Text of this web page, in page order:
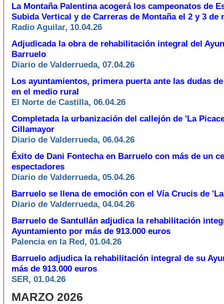
La Montaña Palentina acogerá los campeonatos de
Subida Vertical y de Carreras de Montaña el 2 y 3 de
Radio Aguilar, 10.04.26
Adjudicada la obra de rehabilitación integral del
Barruelo
Diario de Valderrueda, 07.04.26
Los ayuntamientos, primera puerta ante las dudas
en el medio rural
El Norte de Castilla, 06.04.26
Completada la urbanización del callejón de 'La
Cillamayor
Diario de Valderrueda, 06.04.26
Éxito de Dani Fontecha en Barruelo con más de un
espectadores
Diario de Valderrueda, 05.04.26
Barruelo se llena de emoción con el Vía Crucis de
Diario de Valderrueda, 04.04.26
Barruelo de Santullán adjudica la rehabilitación
Ayuntamiento por más de 913.000 euros
Palencia en la Red, 01.04.26
Barruelo adjudica la rehabilitación integral de su
más de 913.000 euros
SER, 01.04.26
MARZO 2026